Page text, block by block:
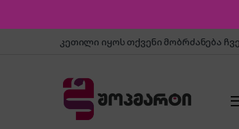
კეთილი იყოს თქვენი მობრძანება